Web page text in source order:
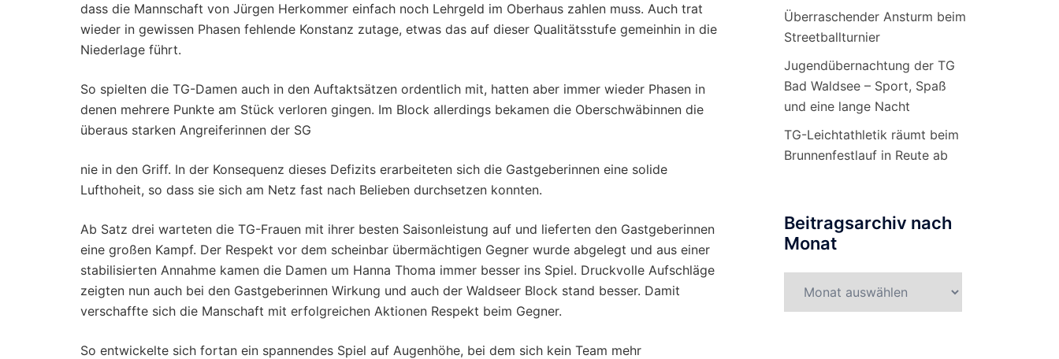
dass die Mannschaft von Jürgen Herkommer einfach noch Lehrgeld im Oberhaus zahlen muss. Auch trat
wieder in gewissen Phasen fehlende Konstanz zutage, etwas das auf dieser Qualitätsstufe gemeinhin in die
Niederlage führt.
So spielten die TG-Damen auch in den Auftaktsätzen ordentlich mit, hatten aber immer wieder Phasen in
denen mehrere Punkte am Stück verloren gingen. Im Block allerdings bekamen die Oberschwäbinnen die
überaus starken Angreiferinnen der SG
nie in den Griff. In der Konsequenz dieses Defizits erarbeiteten sich die Gastgeberinnen eine solide
Lufthoheit, so dass sie sich am Netz fast nach Belieben durchsetzen konnten.
Ab Satz drei warteten die TG-Frauen mit ihrer besten Saisonleistung auf und lieferten den Gastgeberinnen
eine großen Kampf. Der Respekt vor dem scheinbar übermächtigen Gegner wurde abgelegt und aus einer
stabilisierten Annahme kamen die Damen um Hanna Thoma immer besser ins Spiel. Druckvolle Aufschläge
zeigten nun auch bei den Gastgeberinnen Wirkung und auch der Waldseer Block stand besser. Damit
verschaffte sich die Manschaft mit erfolgreichen Aktionen Respekt beim Gegner.
So entwickelte sich fortan ein spannendes Spiel auf Augenhöhe, bei dem sich kein Team mehr
Überraschender Ansturm beim
Streetballturnier
Jugendübernachtung der TG
Bad Waldsee – Sport, Spaß
und eine lange Nacht
TG-Leichtathletik räumt beim
Brunnenfestlauf in Reute ab
Beitragsarchiv nach
Monat
nach